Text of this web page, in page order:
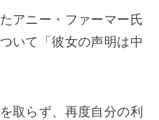
アニー・ファーマー氏
いて「彼女の声明は中
取らず、再度自分の利